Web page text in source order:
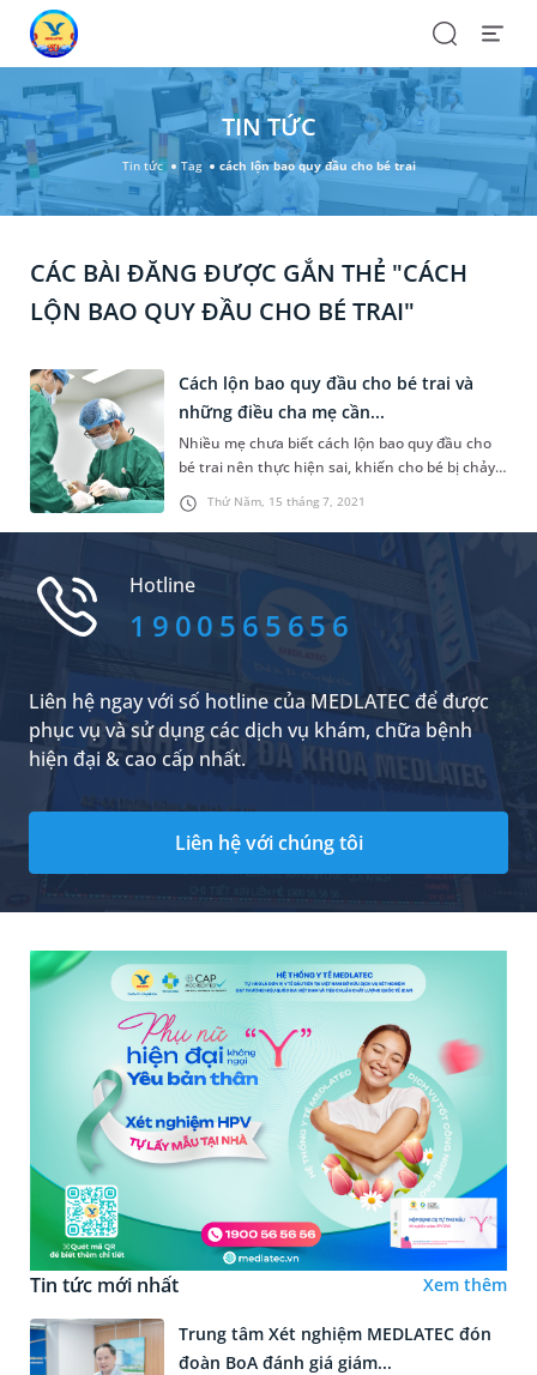
SearchOpen
TIN TỨC
Tin tức Tag cách lộn bao quy đầu cho bé trai
CÁC BÀI ĐĂNG ĐƯỢC GẮN THẺ "CÁCH
LỘN BAO QUY ĐẦU CHO BÉ TRAI"
Thứ Năm, 15 tháng 7, 2021
Cách lộn bao quy đầu cho bé trai và
những điều cha mẹ cần...
Nhiều mẹ chưa biết cách lộn bao quy đầu cho
bé trai nên thực hiện sai, khiến cho bé bị chảy
máu và đau đớn. Lưu ý răng, đây là việc cần
phải thực hiện kiên trì, lâu dài, không nên nóng
vội. Mỗi trường hợp cụ thể cần có những cách
Hotline
1900565656
Liên hệ ngay với số hotline của MEDLATEC để được
phục vụ và sử dụng các dịch vụ khám, chữa bệnh
hiện đại & cao cấp nhất.
Liên hệ với chúng tôi
Tin tức mới nhất Xem thêm
Trung tâm Xét nghiệm MEDLATEC đón
đoàn BoA đánh giá giám...